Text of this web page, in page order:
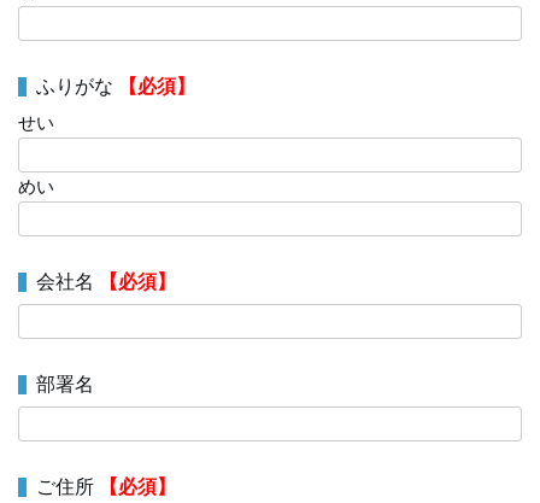
ふりがな
【必須】
せい
めい
会社名 【必須】
部署名
ご住所
【必須】